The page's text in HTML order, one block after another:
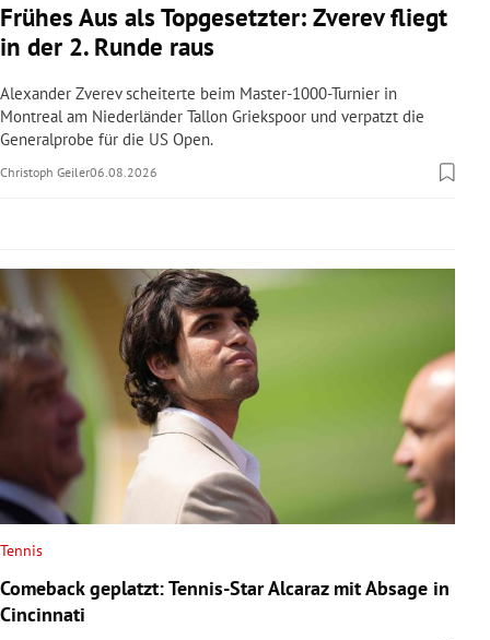
Untermenü
Untermenü
Untermenü
Untermenü
Frühes Aus als Topgesetzter: Zverev fliegt
in der 2. Runde raus
Alexander Zverev scheiterte beim Master-1000-Turnier in
Montreal am Niederländer Tallon Griekspoor und verpatzt die
Generalprobe für die US Open.
Christoph Geiler06.08.2026
Tennis
Comeback geplatzt: Tennis-Star Alcaraz mit Absage in
Cincinnati